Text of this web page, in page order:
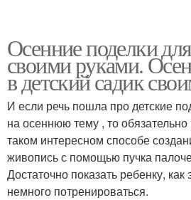
Осенние поделки
своими руками.
в детский садик
И если речь пошла про детские
на осеннюю тему , то
таком интересном способе
живопись с помощью пучка
Достаточно показать ребенку, как
немного потренироваться.